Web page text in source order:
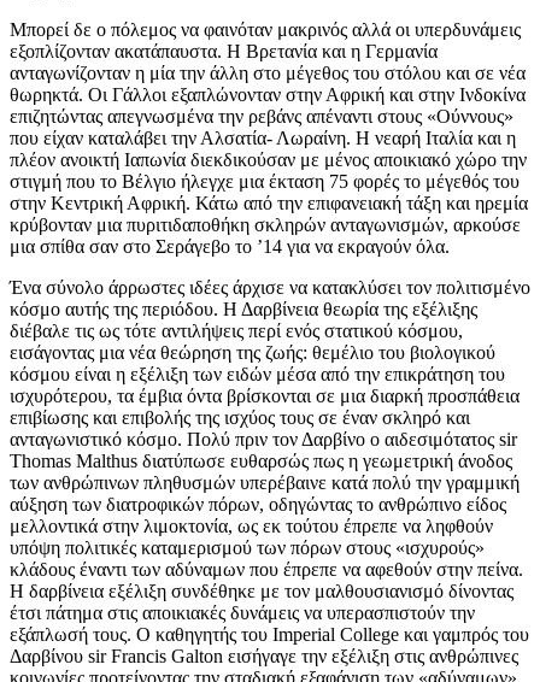
Μπορεί δε ο πόλεμος να φαινόταν μακρινός αλλά οι υπερδυνάμεις
εξοπλίζονταν ακατάπαυστα. Η Βρετανία και η Γερμανία
ανταγωνίζονταν η μία την άλλη στο μέγεθος του στόλου και σε νέα
θωρηκτά. Οι Γάλλοι εξαπλώνονταν στην Αφρική και στην Ινδοκίνα
επιζητώντας απεγνωσμένα την ρεβάνς απέναντι στους «Ούννους»
που είχαν καταλάβει την Αλσατία- Λωραίνη. Η νεαρή Ιταλία και η
πλέον ανοικτή Ιαπωνία διεκδικούσαν με μένος αποικιακό χώρο την
στιγμή που το Βέλγιο ήλεγχε μια έκταση 75 φορές το μέγεθός του
στην Κεντρική Αφρική. Κάτω από την επιφανειακή τάξη και ηρεμία
κρύβονταν μια πυριτιδαποθήκη σκληρών ανταγωνισμών, αρκούσε
μια σπίθα σαν στο Σεράγεβο το ’14 για να εκραγούν όλα.
Ένα σύνολο άρρωστες ιδέες άρχισε να κατακλύσει τον πολιτισμένο
κόσμο αυτής της περιόδου. Η Δαρβίνεια θεωρία της εξέλιξης
διέβαλε τις ως τότε αντιλήψεις περί ενός στατικού κόσμου,
εισάγοντας μια νέα θεώρηση της ζωής: θεμέλιο του βιολογικού
κόσμου είναι η εξέλιξη των ειδών μέσα από την επικράτηση του
ισχυρότερου, τα έμβια όντα βρίσκονται σε μια διαρκή προσπάθεια
επιβίωσης και επιβολής της ισχύος τους σε έναν σκληρό και
ανταγωνιστικό κόσμο. Πολύ πριν τον Δαρβίνο ο αιδεσιμότατος sir
Thomas Malthus διατύπωσε ευθαρσώς πως η γεωμετρική άνοδος
των ανθρώπινων πληθυσμών υπερέβαινε κατά πολύ την γραμμική
αύξηση των διατροφικών πόρων, οδηγώντας το ανθρώπινο είδος
μελλοντικά στην λιμοκτονία, ως εκ τούτου έπρεπε να ληφθούν
υπόψη πολιτικές καταμερισμού των πόρων στους «ισχυρούς»
κλάδους έναντι των αδύναμων που έπρεπε να αφεθούν στην πείνα.
Η δαρβίνεια εξέλιξη συνδέθηκε με τον μαλθουσιανισμό δίνοντας
έτσι πάτημα στις αποικιακές δυνάμεις να υπερασπιστούν την
εξάπλωσή τους. Ο καθηγητής του Imperial College και γαμπρός του
Δαρβίνου sir Francis Galton εισήγαγε την εξέλιξη στις ανθρώπινες
κοινωνίες προτείνοντας την σταδιακή εξαφάνιση των «αδύναμων»